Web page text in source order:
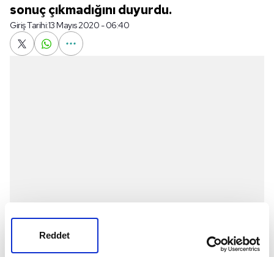
Reddet
sonuç çıkmadığını duyurdu.
Giriş Tarihi:13 Mayıs 2020 - 06:40